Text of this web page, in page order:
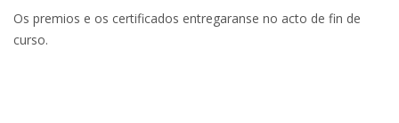
Os premios e os certificados entregaranse no acto de fin de
curso.